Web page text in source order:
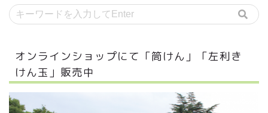
オンラインショップにて「筒けん」「左利き
けん玉」販売中